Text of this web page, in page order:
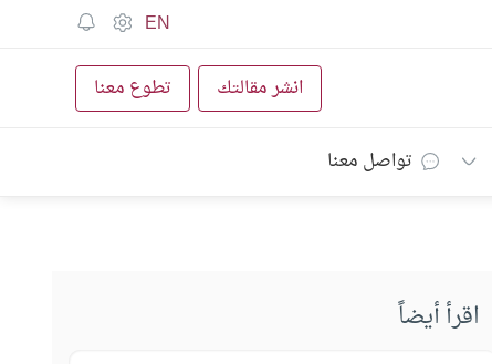
EN
انشر مقالتك تطوع معنا
تواصل معنا
اقرأ أيضاً